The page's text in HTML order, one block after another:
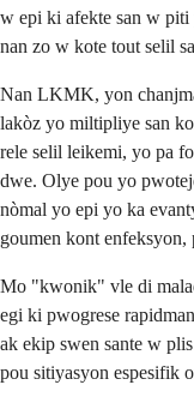
w epi ki afekte san w
nan zo w kote tout selil
Nan LKMK, yon
lakòz yo miltipliye san
rele selil leikemi, yo pa
dwe. Olye pou yo
nòmal yo epi yo ka
goumen kont enfeksyon,
Mo "kwonik" vle di
egi ki pwogrese
ak ekip swen sante w
pou sitiyasyon espesifik